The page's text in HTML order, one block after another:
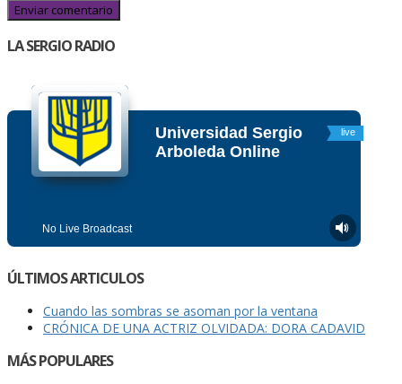
LA SERGIO RADIO
ÚLTIMOS ARTICULOS
Cuando las sombras se asoman por la ventana
CRÓNICA DE UNA ACTRIZ OLVIDADA: DORA CADAVID
MÁS POPULARES